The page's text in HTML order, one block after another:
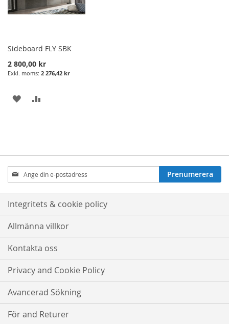
Sideboard FLY SBK
2 800,00 kr
2 276,42 kr
LÄGG
Prenumerera
på
nyhetsbrev:
Prenumerera
Integritets & cookie policy
Allmänna villkor
Kontakta oss
Privacy and Cookie Policy
Avancerad Sökning
För and Returer